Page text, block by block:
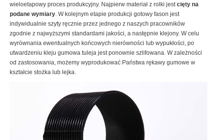
wieloetapowy proces produkcyjny. Najpierw materiał z rolki jestcięty na
podane wymiary. W kolejnym etapie produkcji gotowy fason jest
indywidualnie szyty ręcznie przez jednego z naszych pracowników
zgodnie z najwyższymi standardami jakości, a następnie klejony. W celu
wyrównania ewentualnych końcowych nierówności lub wypukłości, po
utwardzeniu kleju gumowa tuleja jest ponownie szlifowana. W zależności
od zastosowania, możemy wyprodukować Państwa rękawy gumowe w
kształcie stożka lub lejka.